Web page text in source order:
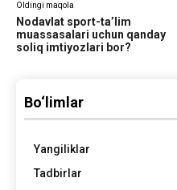
Oldingi maqola
Nodavlat sport-ta’lim
muassasalari uchun qanday
soliq imtiyozlari bor?
Bo‘limlar
Yangiliklar
Tadbirlar